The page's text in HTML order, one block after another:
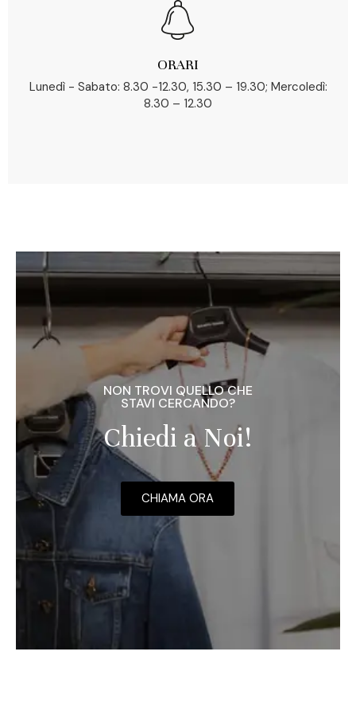
ORARI
Lunedì - Sabato: 8.30 -12.30, 15.30 – 19.30; Mercoledì:
8.30 – 12.30
NON TROVI QUELLO CHE
STAVI CERCANDO?
Chiedi a Noi!
CHIAMA ORA